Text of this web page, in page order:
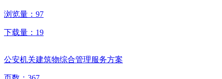
浏览量： 97
下载量： 19
公安机关建筑物综合管理服务方案